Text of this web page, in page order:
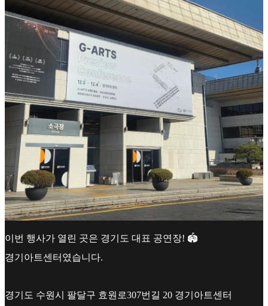
이번 행사가 열린 곳은 경기도 대표 공연장! 🏟
경기아트센터였습니다.
경기도 수원시 팔달구 효원로307번길 20 경기아트센터